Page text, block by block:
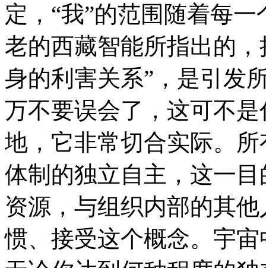
定，“我”的范围随着每
老的西藏智能所指出的
身的利害关系”，是引发
万不要误会了，这可不
地，它非常切合实际。
体制的独立自主，这一
资源，与组织内部的其
惯、接受这个概念。宇